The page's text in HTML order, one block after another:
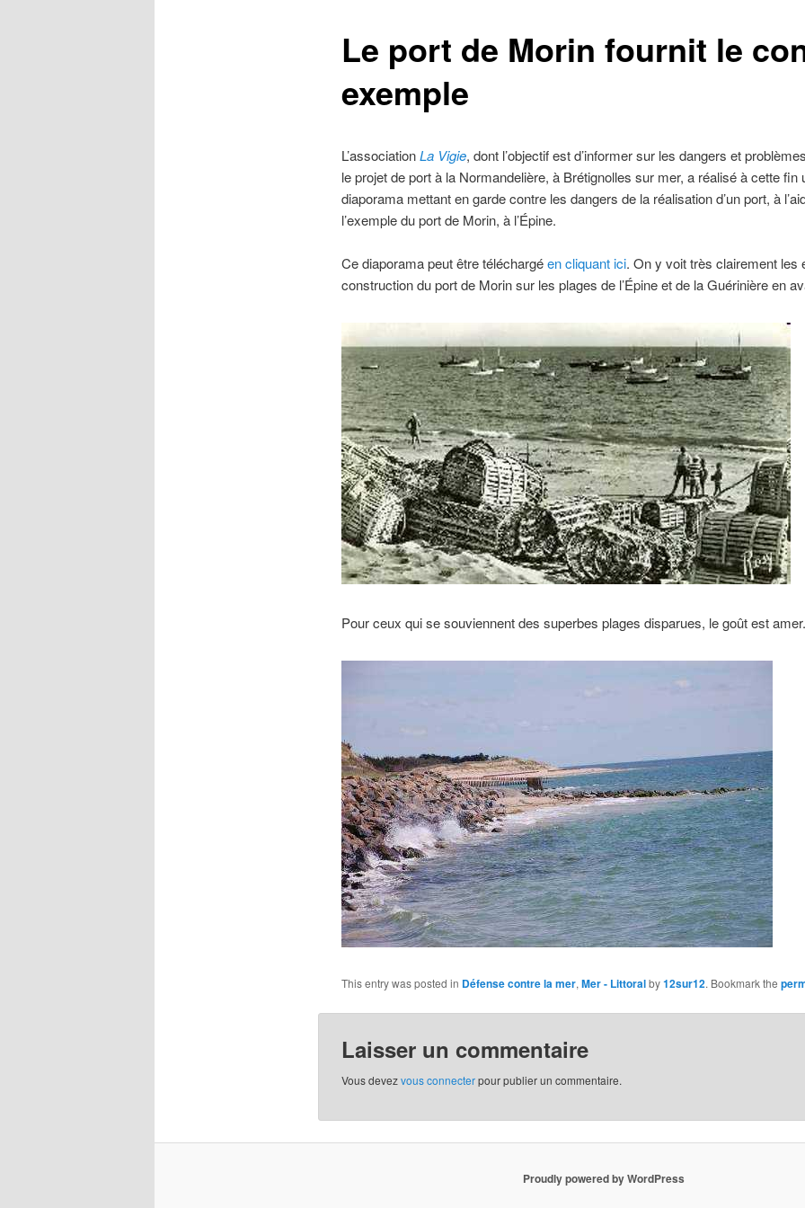
Le port de Morin fournit le
exemple
L’associationLa Vigie, dont l’objectif est d’informer sur les dangers et
le projet de port à la Normandelière, à Brétignolles sur mer, a réalisé à cette fin
diaporama mettant en garde contre les dangers de la réalisation d’un port, à
l’exemple du port de Morin, à l’Épine.
Ce diaporama peut être téléchargéen cliquant ici. On y voit très clairement les
construction du port de Morin sur les plages de l’Épine et de la Guérinière en
Pour ceux qui se souviennent des superbes plages disparues, le goût est amer.
This entry was posted in Défense contre la mer, Mer - Littoralby12sur12. Bookmark the
Laisser un commentaire
Vous devezvous connecterpour publier un commentaire.
Proudly powered by WordPress